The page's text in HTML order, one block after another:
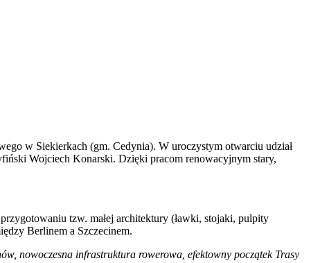
w Siekierkach (gm. Cedynia). W uroczystym otwarciu udział
Wojciech Konarski. Dzięki pracom renowacyjnym stary,
tzw. małej architektury (ławki, stojaki, pulpity
Berlinem a Szczecinem.
nowoczesna infrastruktura rowerowa, efektowny początek Trasy